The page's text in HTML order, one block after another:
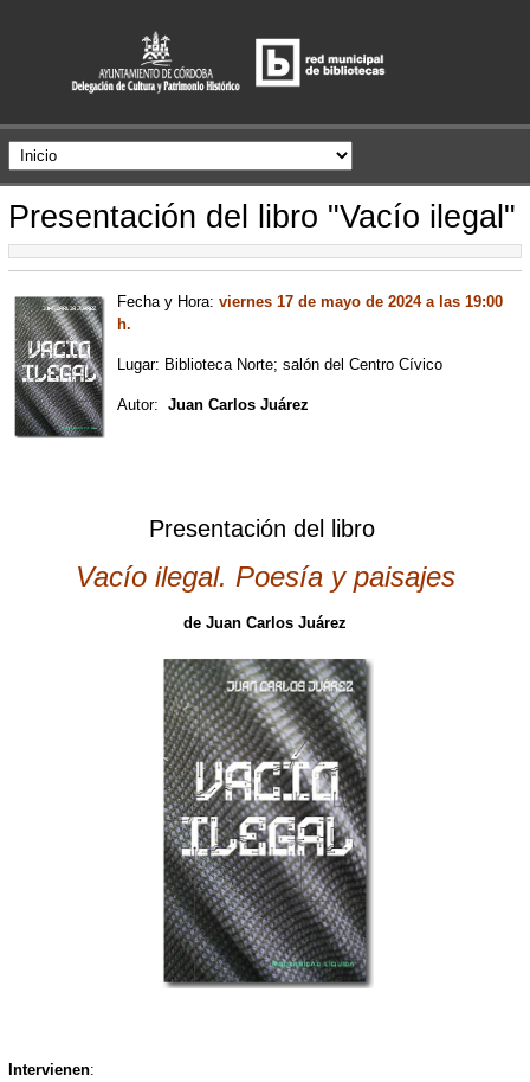
Presentación del libro "Vacío ilegal"
Fecha y Hora: viernes 17 de mayo de 2024 a las 19:00
h.
Lugar: Biblioteca Norte; salón del Centro Cívico
Autor: Juan Carlos Juárez
Presentación del libro
Vacío ilegal. Poesía y paisajes
de Juan Carlos Juárez
Intervienen: